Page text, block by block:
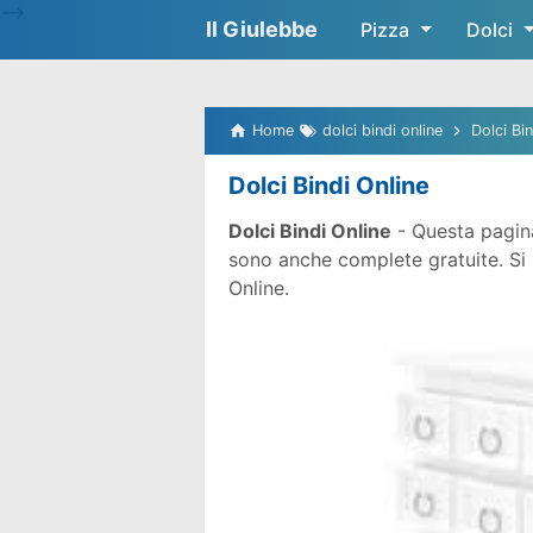
Il Giulebbe Pizza Dolci
Home dolci bindi online Dolci
Dolci Bindi Online
Dolci Bindi Online - Questa
sono anche complete gratuite.
Online.